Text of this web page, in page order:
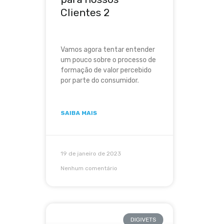
Clientes 2
Vamos agora tentar entender
um pouco sobre o processo de
formação de valor percebido
por parte do consumidor.
SAIBA MAIS
19 de janeiro de 2023
Nenhum comentário
DIGIVETS